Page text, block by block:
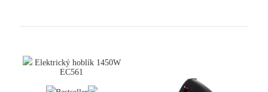
Elektrický hoblík 1450W
EC561